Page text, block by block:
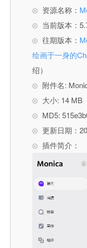
资源名称：
当前版本：
往期版本：
绘画于一身的
绍）
附件名:
大小: 14 MB
MD5:
更新日期：
插件简介：